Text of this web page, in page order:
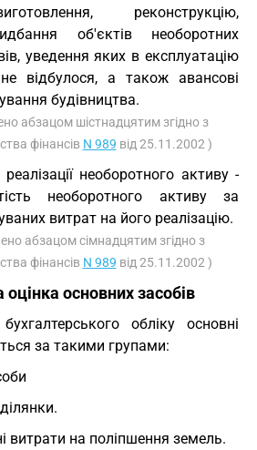
реконструкцію,
об'єктів необоротних
уведення яких в експлуатацію
відбулося, а також авансові
будівництва.
абзацом шістнадцятим згідно з
фінансів N 989 від 25.11.2002 )
необоротного активу -
необоротного активу за
витрат на його реалізацію.
абзацом сімнадцятим згідно з
фінансів N 989 від 25.11.2002 )
оцінка основних засобів
обліку основні
за такими групами:
витрати на поліпшення земель.